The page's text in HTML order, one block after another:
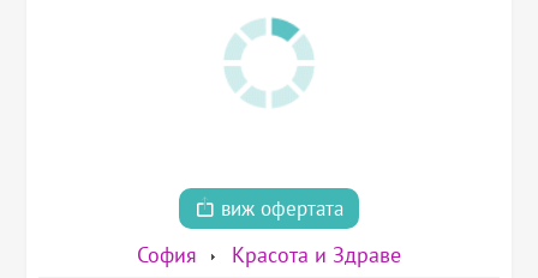
виж офертата
София Красота и Здраве